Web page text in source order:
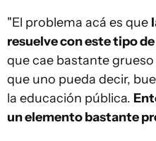
"El problema acá es que
resuelve con este tipo
que cae bastante
que uno pueda decir,
la educación pública.
un elemento bastante